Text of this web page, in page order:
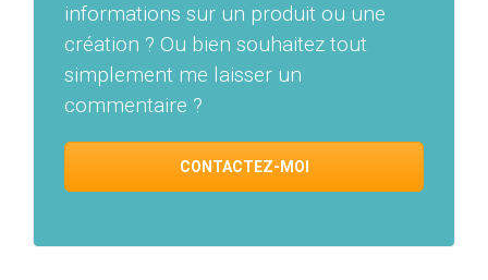
informations sur un produit ou une
création ? Ou bien souhaitez tout
simplement me laisser un
commentaire ?
CONTACTEZ-MOI